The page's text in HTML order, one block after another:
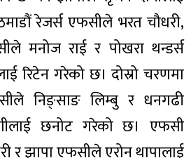
रेजर्स एफसीले भरत चौधरी,
मनोज राई र पोखरा थन्डर्स
रिटेन गरेको छ। दोस्रो चरणमा
निङ्साङ लिम्बु र धनगढी
छनोट गरेको छ। एफसी
र झापा एफसीले एरोन थापालाई